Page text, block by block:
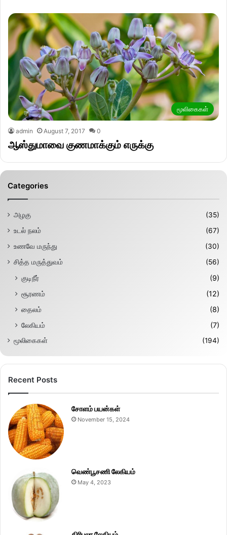
மூலிகைகள்
admin August 7, 2017 0
ஆஸ்துமாவை குணமாக்கும் எருக்கு
Categories
அழகு
(35)
உடல் நலம்
(67)
உணவே மருந்து
(30)
சித்த மருத்துவம்
(56)
குடிநீர்
(9)
சூரணம்
(12)
தைலம்
(8)
லேகியம்
(7)
மூலிகைகள் (194)
Recent Posts
சோளம் பயன்கள்
November 15, 2024
வெண்பூசணி லேகியம்
May 4, 2023